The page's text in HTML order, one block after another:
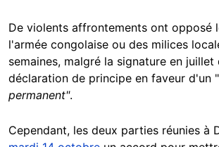
De violents affrontements ont opposé
l'armée congolaise ou des milices
semaines, malgré la signature en juillet
déclaration de principe en faveur d'un "
permanent".
Cependant, les deux parties réunies à